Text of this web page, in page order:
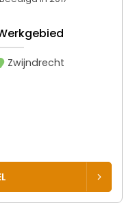
Zwijndrecht